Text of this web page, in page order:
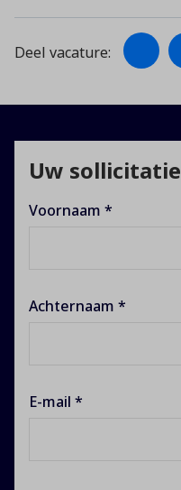
Deel vacature:
Uw sollicitatie
Voornaam *
Achternaam *
E-mail *